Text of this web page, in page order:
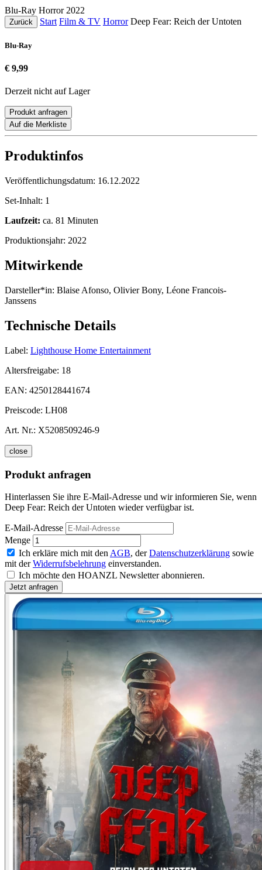
Blu-Ray Horror 2022
Zurück Start Film & TV Horror Deep Fear: Reich der Untoten
Blu-Ray
€ 9,99
Derzeit nicht auf Lager
Produkt anfragen
Auf die Merkliste
Produktinfos
Veröffentlichungsdatum: 16.12.2022
Set-Inhalt: 1
Laufzeit: ca. 81 Minuten
Produktionsjahr: 2022
Mitwirkende
Darsteller*in: Blaise Afonso, Olivier Bony, Léone Francois-
Janssens
Technische Details
Label: Lighthouse Home Entertainment
Altersfreigabe: 18
EAN: 4250128441674
Preiscode: LH08
Art. Nr.: X5208509246-9
close
Produkt anfragen
Hinterlassen Sie ihre E-Mail-Adresse und wir informieren Sie, wenn
Deep Fear: Reich der Untoten wieder verfügbar ist.
E-Mail-Adresse
Menge
Ich erkläre mich mit den AGB, derDatenschutzerklärung sowie
mit derWiderrufsbelehrung einverstanden.
Ich möchte den HOANZL Newsletter abonnieren.